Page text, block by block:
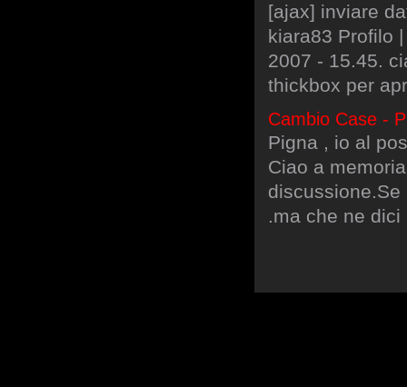
[ajax] inviare
kiara83 Profilo
2007 - 15.45.
thickbox per
Cambio Case -
Pigna , io al
Ciao a
.ma che ne dici